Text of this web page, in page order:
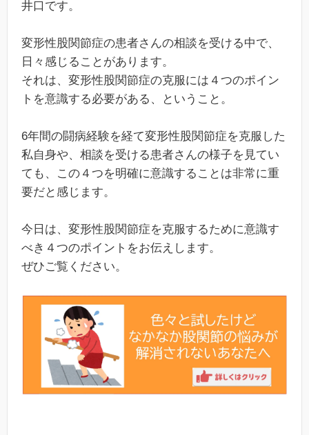
井口です。
変形性股関節症の患者さんの相談を受ける中で、
日々感じることがあります。
それは、変形性股関節症の克服には４つのポイン
トを意識する必要がある、ということ。
6年間の闘病経験を経て変形性股関節症を克服した
私自身や、相談を受ける患者さんの様子を見てい
ても、この４つを明確に意識することは非常に重
要だと感じます。
今日は、変形性股関節症を克服するために意識す
べき４つのポイントをお伝えします。
ぜひご覧ください。